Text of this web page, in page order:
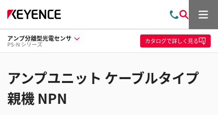
問
い
合
わ
索
メ
ュ
ー
アンプ分離型光電センサ
PS-N シリーズ カタログで詳しく見る
アンプユニット ケーブルタイプ
親機 NPN